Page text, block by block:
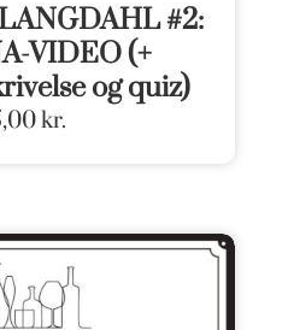
#2:
VIDEO (+
og quiz)
kr.